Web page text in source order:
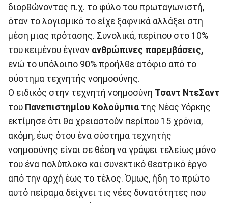
διορθώνοντας π.χ. το φύλο του πρωταγωνιστή,
όταν το λογισμικό το είχε ξαφνικά αλλάξει στη
μέση μιας πρότασης. Συνολικά, περίπου στο 10%
του κειμένου έγιναν ανθρώπινες παρεμβάσεις,
ενώ το υπόλοιπο 90% προήλθε ατόφιο από το
σύστημα τεχνητής νοημοσύνης.
Ο ειδικός στην τεχνητή νοημοσύνη Τσαντ ΝτεΣαντ
του Πανεπιστημίου Κολούμπια της Νέας Υόρκης
εκτίμησε ότι θα χρειαστούν περίπου 15 χρόνια,
ακόμη, έως ότου ένα σύστημα τεχνητής
νοημοσύνης είναι σε θέση να γράψει τελείως μόνο
του ένα πολύπλοκο και συνεκτικό θεατρικό έργο
από την αρχή έως το τέλος. Όμως, ήδη το πρώτο
αυτό πείραμα δείχνει τις νέες δυνατότητες που